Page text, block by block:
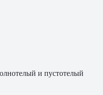
и пустотелый